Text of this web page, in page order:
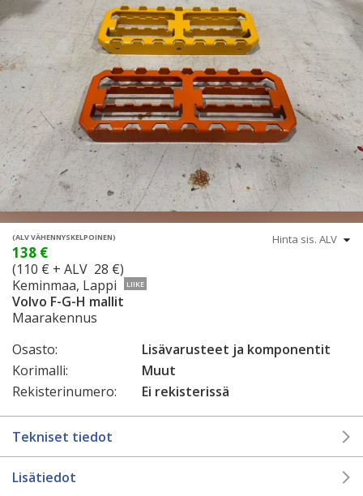
(ALV VÄHENNYSKELPOINEN)
138 €
(110 € + ALV 28 €)
Keminmaa, Lappi
LIIKE
Volvo F-G-H mallit
Maarakennus
Osasto:
Lisävarusteet ja komponentit
Korimalli:
Muut
Rekisterinumero:
Ei rekisterissä
Tekniset tiedot
Lisätiedot